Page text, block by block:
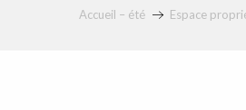
Accueil – été Espace